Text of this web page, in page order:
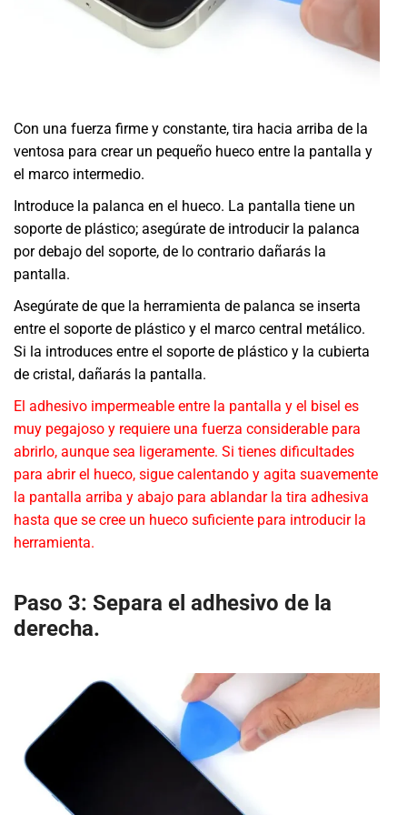
Con una fuerza firme y constante, tira hacia arriba de la
ventosa para crear un pequeño hueco entre la pantalla y
el marco intermedio.
Introduce la palanca en el hueco. La pantalla tiene un
soporte de plástico; asegúrate de introducir la palanca
por debajo del soporte, de lo contrario dañarás la
pantalla.
Asegúrate de que la herramienta de palanca se inserta
entre el soporte de plástico y el marco central metálico.
Si la introduces entre el soporte de plástico y la cubierta
de cristal, dañarás la pantalla.
El adhesivo impermeable entre la pantalla y el bisel es
muy pegajoso y requiere una fuerza considerable para
abrirlo, aunque sea ligeramente. Si tienes dificultades
para abrir el hueco, sigue calentando y agita suavemente
la pantalla arriba y abajo para ablandar la tira adhesiva
hasta que se cree un hueco suficiente para introducir la
herramienta.
Paso 3: Separa el adhesivo de la
derecha.